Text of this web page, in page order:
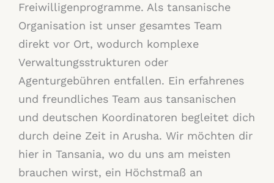
Freiwilligenprogramme. Als tansanische
Organisation ist unser gesamtes Team
direkt vor Ort, wodurch komplexe
Verwaltungsstrukturen oder
Agenturgebühren entfallen. Ein erfahrenes
und freundliches Team aus tansanischen
und deutschen Koordinatoren begleitet dich
durch deine Zeit in Arusha. Wir möchten dir
hier in Tansania, wo du uns am meisten
brauchen wirst, ein Höchstmaß an